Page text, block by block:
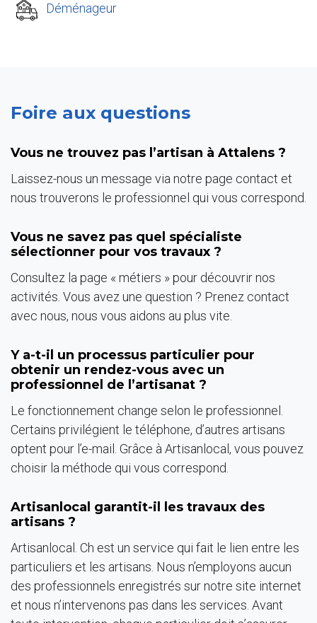
Déménageur
Foire aux questions
Vous ne trouvez pas l’artisan à Attalens ?
Laissez-nous un message via notre page contact et
nous trouverons le professionnel qui vous correspond.
Vous ne savez pas quel spécialiste
sélectionner pour vos travaux ?
Consultez la page « métiers » pour découvrir nos
activités. Vous avez une question ? Prenez contact
avec nous, nous vous aidons au plus vite.
Y a-t-il un processus particulier pour
obtenir un rendez-vous avec un
professionnel de l’artisanat ?
Le fonctionnement change selon le professionnel.
Certains privilégient le téléphone, d’autres artisans
optent pour l’e-mail. Grâce à Artisanlocal, vous pouvez
choisir la méthode qui vous correspond.
Artisanlocal garantit-il les travaux des
artisans ?
Artisanlocal. Ch est un service qui fait le lien entre les
particuliers et les artisans. Nous n’employons aucun
des professionnels enregistrés sur notre site internet
et nous n’intervenons pas dans les services. Avant